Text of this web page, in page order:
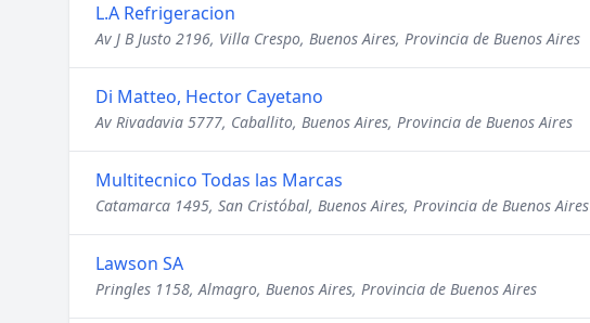
L.A Refrigeracion
Av J B Justo 2196, Villa Crespo, Buenos Aires, Provincia de Buenos Aires
Di Matteo, Hector Cayetano
Av Rivadavia 5777, Caballito, Buenos Aires, Provincia de Buenos Aires
Multitecnico Todas las Marcas
Catamarca 1495, San Cristóbal, Buenos Aires, Provincia de Buenos Aires
Lawson SA
Pringles 1158, Almagro, Buenos Aires, Provincia de Buenos Aires